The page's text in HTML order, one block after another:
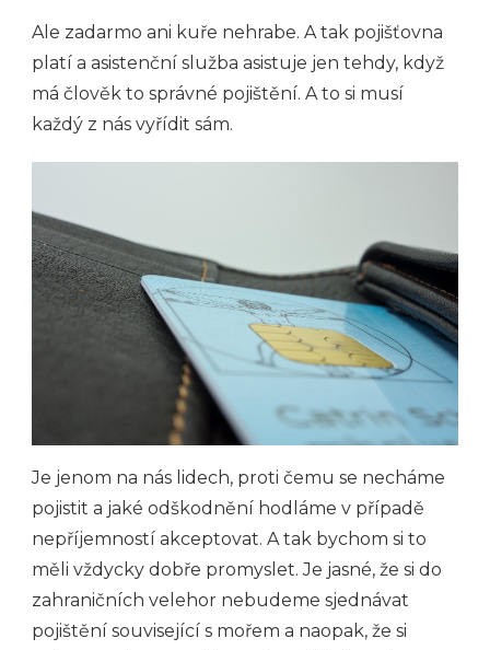
Ale zadarmo ani kuře nehrabe. A tak pojišťovna
platí a asistenční služba asistuje jen tehdy, když
má člověk to správné pojištění. A to si musí
každý z nás vyřídit sám.
Je jenom na nás lidech, proti čemu se necháme
pojistit a jaké odškodnění hodláme v případě
nepříjemností akceptovat. A tak bychom si to
měli vždycky dobře promyslet. Je jasné, že si do
zahraničních velehor nebudeme sjednávat
pojištění související s mořem a naopak, že si